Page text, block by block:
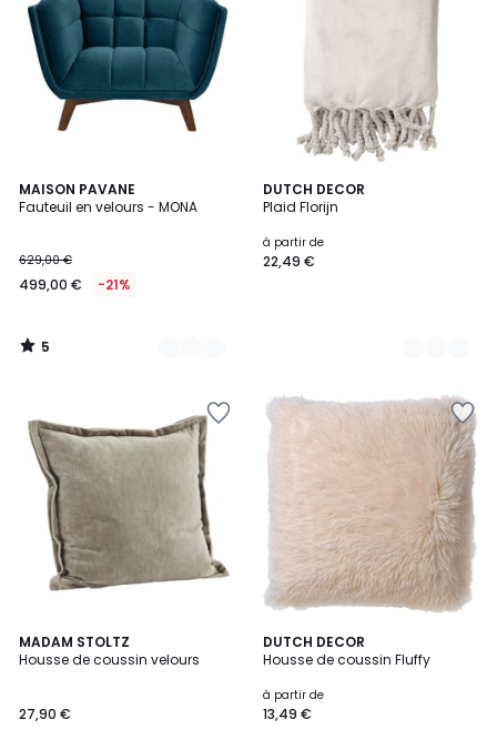
MAISON PAVANE
Fauteuil en velours - MONA
629,00 €
499,00 € -21%
5
/
5
Couleurs
5
/
DUTCH DECOR
Plaid Florijn
à partir de
22,49 €
15
Couleurs
MADAM STOLTZ
Housse de coussin velours
27,90 €
5
/
8
Couleurs
DUTCH DECOR
Housse de coussin Fluffy
à partir de
13,49 €
20
Couleurs